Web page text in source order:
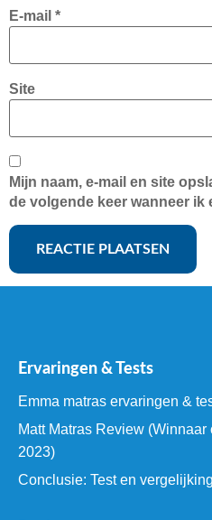
E-mail *
Site
Mijn naam, e-mail en site
de volgende keer wanneer ik
Ervaringen & Tests
Emma matras ervaringen &
Matt Matras Review (Winnaar
2023)
Conclusie: Test en